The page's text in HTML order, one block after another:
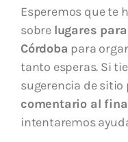
Esperemos que te
sobre lugares
Córdoba para
tanto esperas. Si
sugerencia de
comentario al
intentaremos